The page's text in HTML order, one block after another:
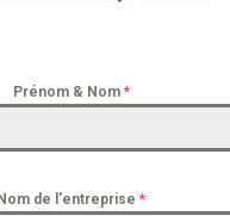
Prénom & Nom *
de l'entreprise*